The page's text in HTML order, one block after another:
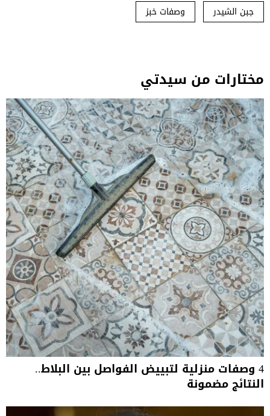
جبن الشيدر
وصفات خبز
مختارات من سيدتي
4 وصفات منزلية لتبييض الفواصل بين البلاط..
النتائج مضمونة